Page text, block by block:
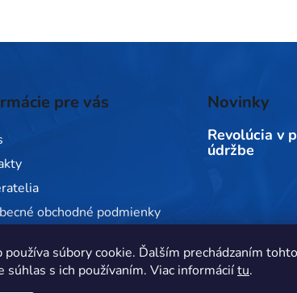
používa súbory cookie. Ďalším prechádzaním
súhlas s ich používaním. Viac informáciítu.
pre vás
obchodné podmienky
nám
Novinky
Revolúcia v
údržbe